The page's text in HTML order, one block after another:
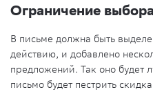
Ограничение выбора
В письме должна быть
действию, и добавлено
предложений. Так оно будет
письмо будет пестрить